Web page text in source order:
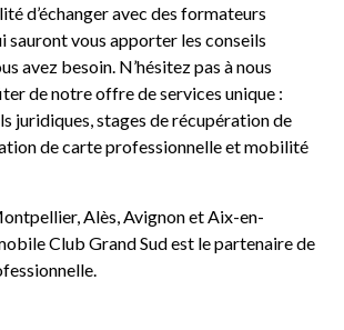
d’échanger avec des formateurs
sauront vous apporter les conseils
avez besoin. N’hésitez pas à nous
de notre offre de services unique :
juridiques, stages de récupération de
de carte professionnelle et mobilité
Alès, Avignon et Aix-en-
Club Grand Sud est le partenaire de